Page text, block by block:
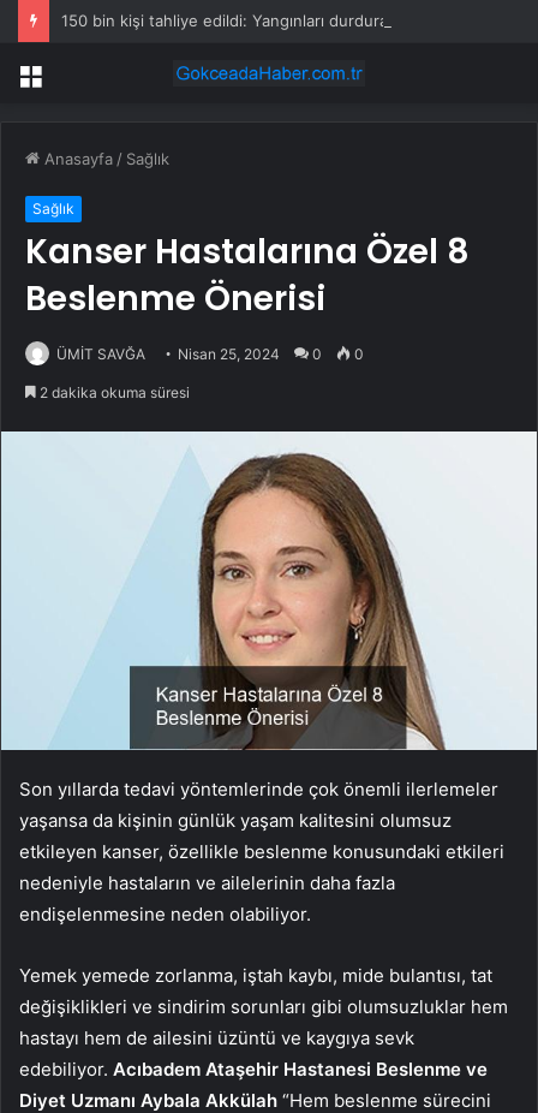
Menü
Anasayfa / Sağlık
Sağlık
Kanser Hastalarına Özel 8
Beslenme Önerisi
ÜMİT SAVĞA Nisan 25, 2024 0 0
2 dakika okuma süresi
Son yıllarda tedavi yöntemlerinde çok önemli ilerlemeler
yaşansa da kişinin günlük yaşam kalitesini olumsuz
etkileyen kanser, özellikle beslenme konusundaki etkileri
nedeniyle hastaların ve ailelerinin daha fazla
endişelenmesine neden olabiliyor.
Yemek yemede zorlanma, iştah kaybı, mide bulantısı, tat
değişiklikleri ve sindirim sorunları gibi olumsuzluklar hem
hastayı hem de ailesini üzüntü ve kaygıya sevk
edebiliyor. Acıbadem Ataşehir Hastanesi Beslenme ve
Diyet Uzmanı Aybala Akkülah “Hem beslenme sürecini